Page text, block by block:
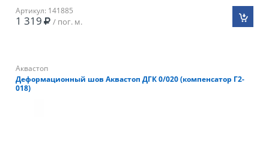
Артикул: 141885
1 319 / пог. м.
Аквастоп
Деформационный шов Аквастоп ДГК 0/020 (компенсатор Г2-
018)